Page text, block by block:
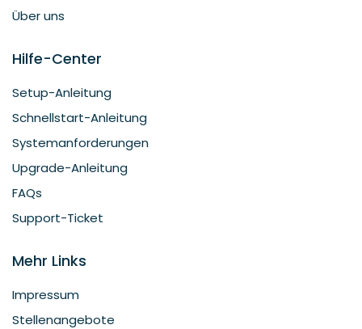
Über uns
Hilfe-Center
Setup-Anleitung
Schnellstart-Anleitung
Systemanforderungen
Upgrade-Anleitung
FAQs
Support-Ticket
Mehr Links
Impressum
Stellenangebote